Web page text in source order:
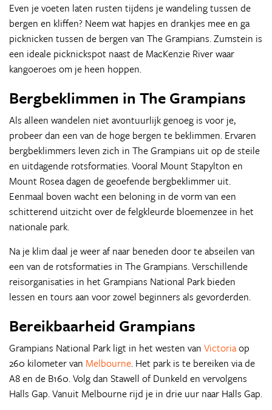
Even je voeten laten rusten tijdens je wandeling tussen de
bergen en kliffen? Neem wat hapjes en drankjes mee en ga
picknicken tussen de bergen van The Grampians. Zumstein is
een ideale picknickspot naast de MacKenzie River waar
kangoeroes om je heen hoppen.
Bergbeklimmen in The Grampians
Als alleen wandelen niet avontuurlijk genoeg is voor je,
probeer dan een van de hoge bergen te beklimmen. Ervaren
bergbeklimmers leven zich in The Grampians uit op de steile
en uitdagende rotsformaties. Vooral Mount Stapylton en
Mount Rosea dagen de geoefende bergbeklimmer uit.
Eenmaal boven wacht een beloning in de vorm van een
schitterend uitzicht over de felgkleurde bloemenzee in het
nationale park.
Na je klim daal je weer af naar beneden door te abseilen van
een van de rotsformaties in The Grampians. Verschillende
reisorganisaties in het Grampians National Park bieden
lessen en tours aan voor zowel beginners als gevorderden.
Bereikbaarheid Grampians
Grampians National Park ligt in het westen van Victoriaop
260 kilometer van Melbourne. Het park is te bereiken via de
A8 en de B160. Volg dan Stawell of Dunkeld en vervolgens
Halls Gap. Vanuit Melbourne rijd je in drie uur naar Halls Gap.